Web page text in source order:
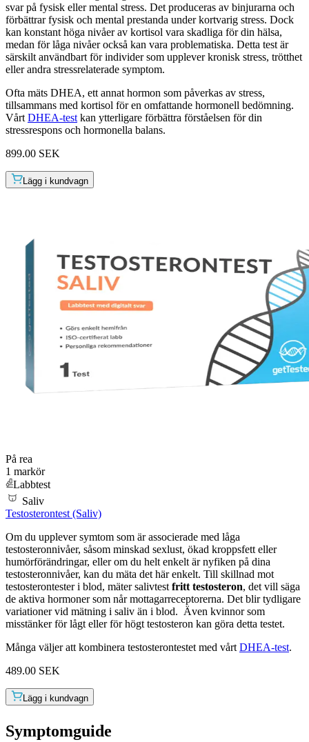
svar på fysisk eller mental stress. Det produceras av binjurarna och
förbättrar fysisk och mental prestanda under kortvarig stress. Dock
kan konstant höga nivåer av kortisol vara skadliga för din hälsa,
medan för låga nivåer också kan vara problematiska. Detta test är
särskilt användbart för individer som upplever kronisk stress, trötthet
eller andra stressrelaterade symptom.
Ofta mäts DHEA, ett annat hormon som påverkas av stress,
tillsammans med kortisol för en omfattande hormonell bedömning.
Vårt DHEA-test kan ytterligare förbättra förståelsen för din
stressrespons och hormonella balans.
899.00 SEK
Lägg i kundvagn
På rea
1 markör
Labbtest
Saliv
Testosterontest (Saliv)
Om du upplever symtom som är associerade med låga
testosteronnivåer, såsom minskad sexlust, ökad kroppsfett eller
humörförändringar, eller om du helt enkelt är nyfiken på dina
testosteronnivåer, kan du mäta det här enkelt. Till skillnad mot
testosterontester i blod, mäter salivtest fritt testosteron, det vill säga
de aktiva hormoner som når mottagarreceptorerna. Det blir tydligare
variationer vid mätning i saliv än i blod. Även kvinnor som
misstänker för lågt eller för högt testosteron kan göra detta testet.
Många väljer att kombinera testosterontestet med vårt DHEA-test.
489.00 SEK
Lägg i kundvagn
Symptomguide